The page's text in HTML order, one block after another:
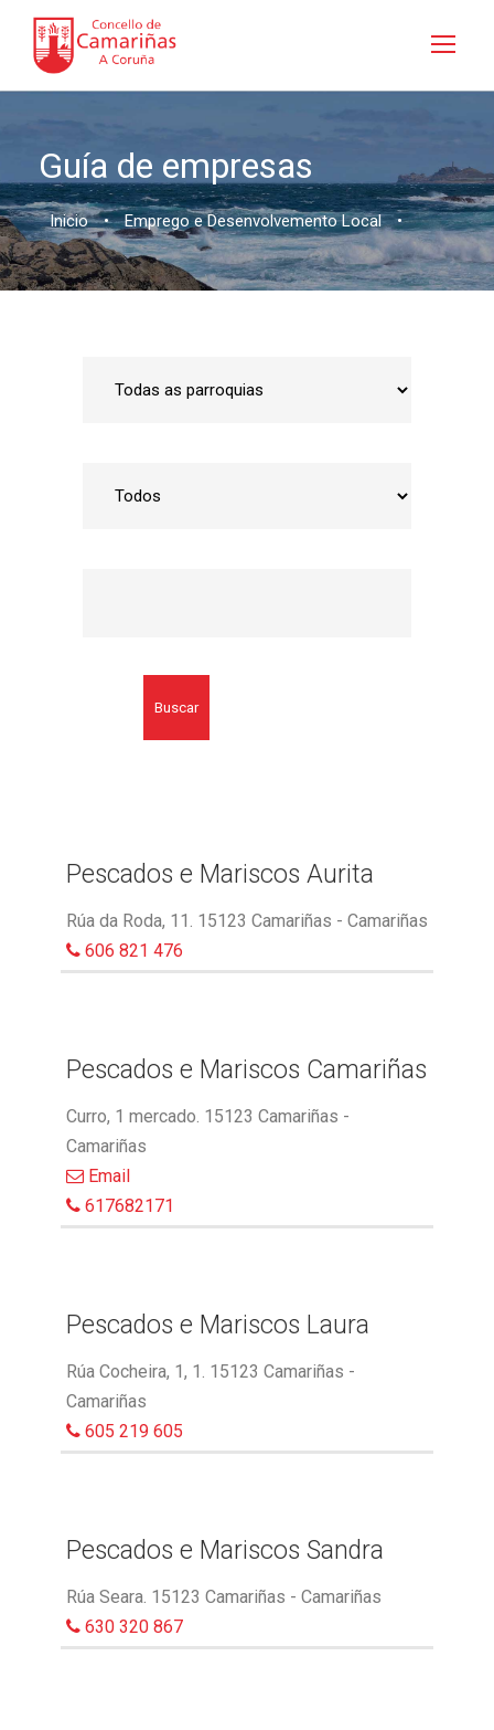
Guía de empresas
Inicio • Emprego e Desenvolvemento Local •
Buscar
Pescados e Mariscos Aurita
Rúa da Roda, 11. 15123 Camariñas - Camariñas
606 821 476
Pescados e Mariscos Camariñas
Curro, 1 mercado. 15123 Camariñas -
Camariñas
Email
617682171
Pescados e Mariscos Laura
Rúa Cocheira, 1, 1. 15123 Camariñas -
Camariñas
605 219 605
Pescados e Mariscos Sandra
Rúa Seara. 15123 Camariñas - Camariñas
630 320 867